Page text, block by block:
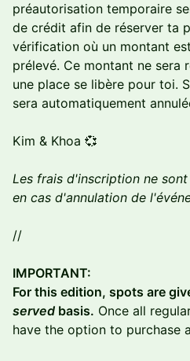
préautorisation temporaire
de crédit afin de réserver ta
vérification où un montant
prélevé. Ce montant ne sera
une place se libère pour toi.
sera automatiquement
Kim & Khoa 💞
Les frais d'inscription ne
en cas d'annulation de
//
IMPORTANT:
For this edition, spots are
served basis. Once all
have the option to purchase a